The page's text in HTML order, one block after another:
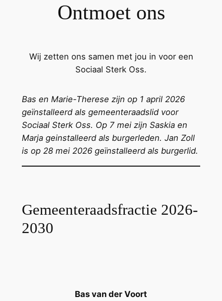
Ontmoet ons
Wij zetten ons samen met jou in voor een
Sociaal Sterk Oss.
Bas en Marie-Therese zijn op 1 april 2026
geïnstalleerd als gemeenteraadslid voor
Sociaal Sterk Oss. Op 7 mei zijn Saskia en
Marja geinstalleerd als burgerleden. Jan Zoll
is op 28 mei 2026 geïnstalleerd als burgerlid.
Gemeenteraadsfractie 2026-
2030
Bas van der Voort